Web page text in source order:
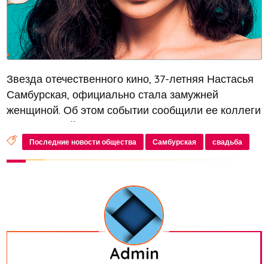
Звезда отечественного кино, 37-летняя Настасья
Самбурская, официально стала замужней
женщиной. Об этом событии сообщили ее коллеги
по съемочной группе фильма «Кореша», где
актриса исполнила одну из ключевых ролей. На
премьере ленты генеральный продюс...
Последние новости общества Самбурская свадьба
Admin